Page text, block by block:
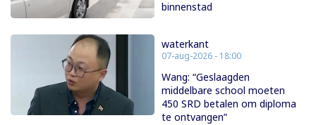
binnenstad
waterkant
07-aug-2026 - 18:00
Wang: “Geslaagden
middelbare school moeten
450 SRD betalen om diploma
te ontvangen”